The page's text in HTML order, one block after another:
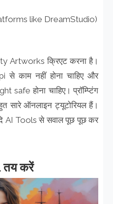
like DreamStudio)
Artworks क्रिएट करना है।
से काम नहीं होना चाहिए और
होना चाहिए। प्रॉम्प्टिंग
सारे ऑनलाइन ट्यूटोरियल हैं।
AI Tools से सवाल पूछ पूछ कर
करें